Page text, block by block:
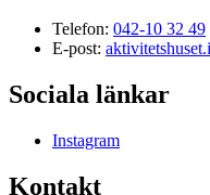
Telefon: 042-10 32 49
E-post:
Sociala länkar
Instagram
Kontakt